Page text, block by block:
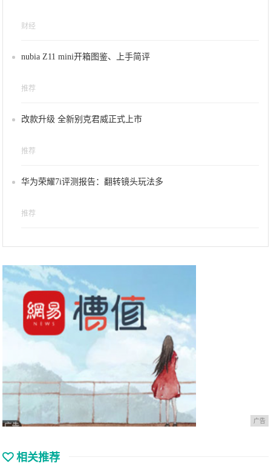
财经
nubia Z11 mini开箱图鉴、上手简评
推荐
改款升级 全新别克君威正式上市
推荐
华为荣耀7i评测报告：翻转镜头玩法多
推荐
广告
相关推荐